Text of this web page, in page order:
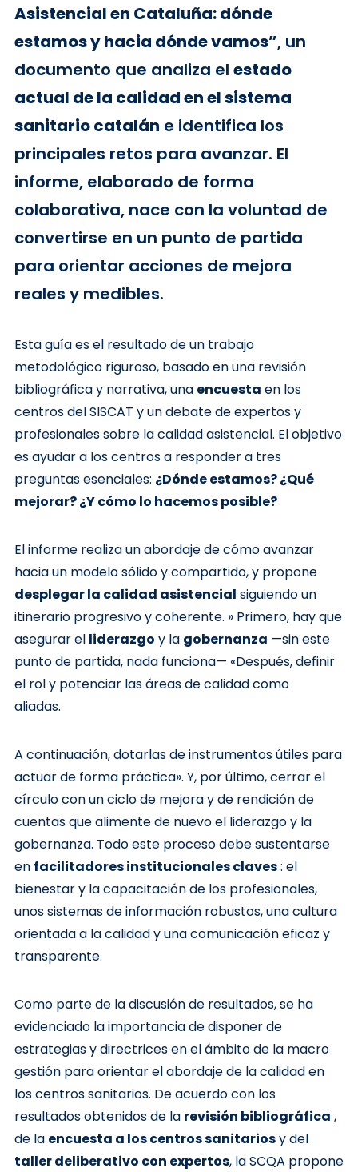
Asistencial en Cataluña: dónde
estamos y hacia dónde vamos”, un
documento que analiza el estado
actual de la calidad en el sistema
sanitario catalán e identifica los
principales retos para avanzar. El
informe, elaborado de forma
colaborativa, nace con la voluntad de
convertirse en un punto de partida
para orientar acciones de mejora
reales y medibles.
Esta guía es el resultado de un trabajo
metodológico riguroso, basado en una revisión
bibliográfica y narrativa, una encuesta en los
centros del SISCAT y un debate de expertos y
profesionales sobre la calidad asistencial. El objetivo
es ayudar a los centros a responder a tres
preguntas esenciales: ¿Dónde estamos? ¿Qué
mejorar? ¿Y cómo lo hacemos posible?
El informe realiza un abordaje de cómo avanzar
hacia un modelo sólido y compartido, y propone
desplegar la calidad asistencial siguiendo un
itinerario progresivo y coherente. » Primero, hay que
asegurar el liderazgo y la gobernanza —sin este
punto de partida, nada funciona— «Después, definir
el rol y potenciar las áreas de calidad como
aliadas.
A continuación, dotarlas de instrumentos útiles para
actuar de forma práctica». Y, por último, cerrar el
círculo con un ciclo de mejora y de rendición de
cuentas que alimente de nuevo el liderazgo y la
gobernanza. Todo este proceso debe sustentarse
en facilitadores institucionales claves: el
bienestar y la capacitación de los profesionales,
unos sistemas de información robustos, una cultura
orientada a la calidad y una comunicación eficaz y
transparente.
Como parte de la discusión de resultados, se ha
evidenciado la importancia de disponer de
estrategias y directrices en el ámbito de la macro
gestión para orientar el abordaje de la calidad en
los centros sanitarios. De acuerdo con los
resultados obtenidos de la revisión bibliográfica ,
de la encuesta a los centros sanitariosy del
taller deliberativo con expertos, la SCQA propone